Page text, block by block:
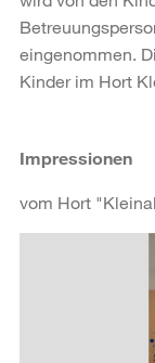
eingenommen.
Kinder im Hort
Impressionen
vom Hort